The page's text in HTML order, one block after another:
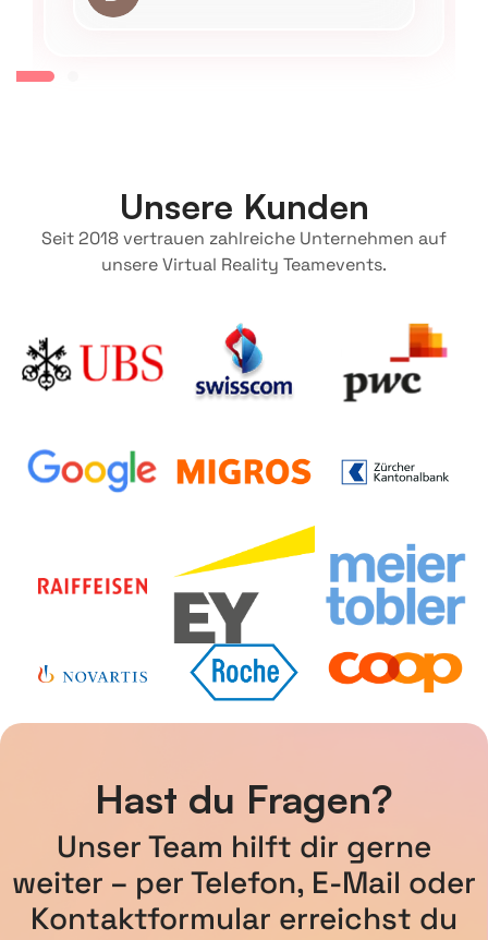
Unsere Kunden
Seit 2018 vertrauen zahlreiche Unternehmen auf
unsere Virtual Reality Teamevents.
Hast du Fragen?
Unser Team hilft dir gerne
weiter – per Telefon, E-Mail oder
Kontaktformular erreichst du